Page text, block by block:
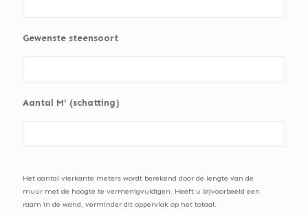
Gewenste steensoort
Aantal M² (schatting)
Het aantal vierkante meters wordt berekend door de lengte van de
muur met de hoogte te vermenigvuldigen. Heeft u bijvoorbeeld een
raam in de wand, verminder dit oppervlak op het totaal.